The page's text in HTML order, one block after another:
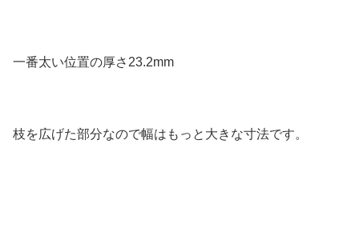
一番太い位置の厚さ23.2mm
枝を広げた部分なので幅はもっと大きな寸法です。